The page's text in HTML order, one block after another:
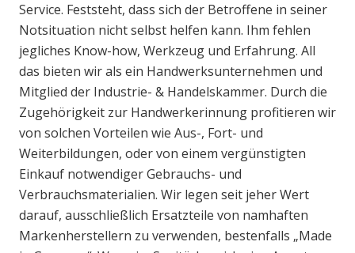
Service. Feststeht, dass sich der Betroffene in seiner
Notsituation nicht selbst helfen kann. Ihm fehlen
jegliches Know-how, Werkzeug und Erfahrung. All
das bieten wir als ein Handwerksunternehmen und
Mitglied der Industrie- & Handelskammer. Durch die
Zugehörigkeit zur Handwerkerinnung profitieren wir
von solchen Vorteilen wie Aus-, Fort- und
Weiterbildungen, oder von einem vergünstigten
Einkauf notwendiger Gebrauchs- und
Verbrauchsmaterialien. Wir legen seit jeher Wert
darauf, ausschließlich Ersatzteile von namhaften
Markenherstellern zu verwenden, bestenfalls „Made